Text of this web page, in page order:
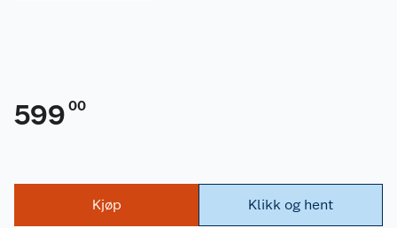
599 00
Kjøp Klikk og hent